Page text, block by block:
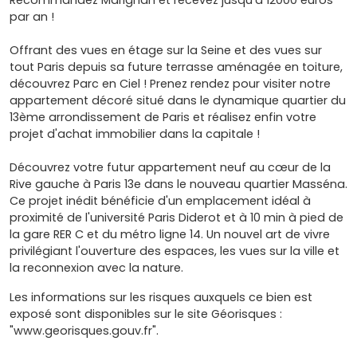
par an !
Offrant des vues en étage sur la Seine et des vues sur
tout Paris depuis sa future terrasse aménagée en toiture,
découvrez Parc en Ciel ! Prenez rendez pour visiter notre
appartement décoré situé dans le dynamique quartier du
13ème arrondissement de Paris et réalisez enfin votre
projet d'achat immobilier dans la capitale !
Découvrez votre futur appartement neuf au cœur de la
Rive gauche à Paris 13e dans le nouveau quartier Masséna.
Ce projet inédit bénéficie d'un emplacement idéal à
proximité de l'université Paris Diderot et à 10 min à pied de
la gare RER C et du métro ligne 14. Un nouvel art de vivre
privilégiant l'ouverture des espaces, les vues sur la ville et
la reconnexion avec la nature.
Les informations sur les risques auxquels ce bien est
exposé sont disponibles sur le site Géorisques :
"www.georisques.gouv.fr".